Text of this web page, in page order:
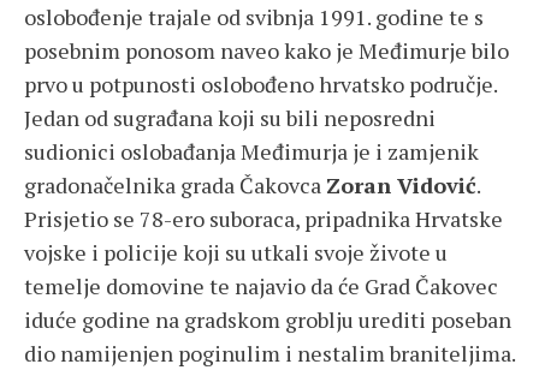
oslobođenje trajale od svibnja 1991. godine te s
posebnim ponosom naveo kako je Međimurje bilo
prvo u potpunosti oslobođeno hrvatsko područje.
Jedan od sugrađana koji su bili neposredni
sudionici oslobađanja Međimurja je i zamjenik
gradonačelnika grada Čakovca Zoran Vidović.
Prisjetio se 78-ero suboraca, pripadnika Hrvatske
vojske i policije koji su utkali svoje živote u
temelje domovine te najavio da će Grad Čakovec
iduće godine na gradskom groblju urediti poseban
dio namijenjen poginulim i nestalim braniteljima.